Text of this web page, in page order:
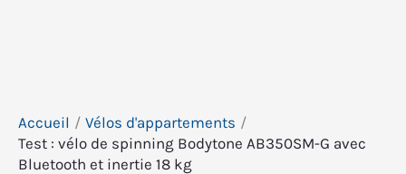
Accueil
Vélos d'appartements
Test : vélo de spinning Bodytone AB350SM-G avec
Bluetooth et inertie 18 kg